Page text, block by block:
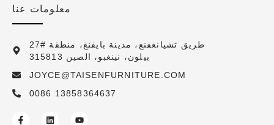
معلومات عنا
27# طريق تشيانغفنغ، مدينة بايفنغ، منطقة
بيلون، نينغبو، الصين 315813
JOYCE@TAISENFURNITURE.COM
0086 13858364637